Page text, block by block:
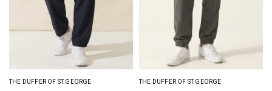
THE DUFFER OF ST.GEORGE THE DUFFER OF ST.GEORGE